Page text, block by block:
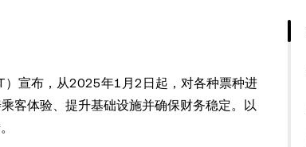
宣布，从2025年1月2日起，对各种票种进
客体验、提升基础设施并确保财务稳定。以